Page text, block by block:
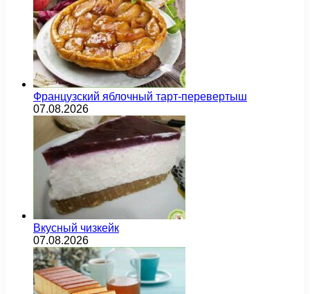
Французский яблочный тарт-перевертыш
07.08.2026
Вкусный чизкейк
07.08.2026